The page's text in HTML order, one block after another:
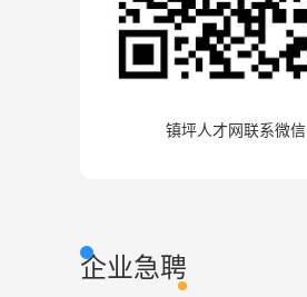
镇坪人才网联系微信
企业急聘